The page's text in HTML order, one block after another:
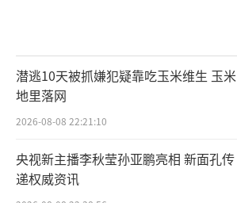
潜逃10天被抓嫌犯疑靠吃玉米维生 玉米
地里落网
2026-08-08 22:21:10
央视新主播李秋莹孙亚鹏亮相 新面孔传
递权威资讯